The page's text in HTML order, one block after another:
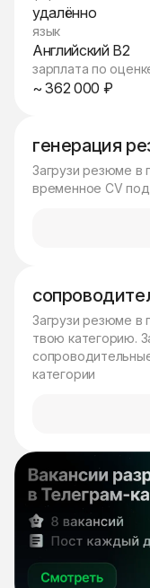
генерация
Загрузи резюме в
временное CV
Загрузи резюме в
твою категорию.
категории
удалённо
язык
Английский B2
зарплата по
~ 362 000 ₽